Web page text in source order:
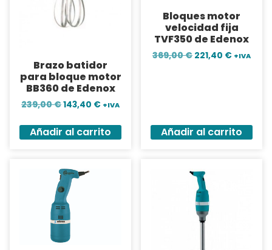
Brazo batidor
para bloque motor
BB360 de Edenox
239,00€143,40 € +IVA
Añadir al carrito
Bloques motor
velocidad fija
TVF350 de Edenox
369,00€ 221,40 € +IVA
Añadir al carrito